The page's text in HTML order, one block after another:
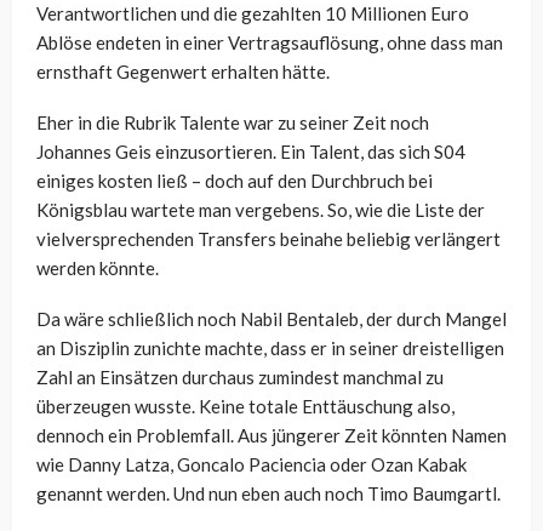
Verantwortlichen und die gezahlten 10 Millionen Euro
Ablöse endeten in einer Vertragsauflösung, ohne dass man
ernsthaft Gegenwert erhalten hätte.
Eher in die Rubrik Talente war zu seiner Zeit noch
Johannes Geis einzusortieren. Ein Talent, das sich S04
einiges kosten ließ – doch auf den Durchbruch bei
Königsblau wartete man vergebens. So, wie die Liste der
vielversprechenden Transfers beinahe beliebig verlängert
werden könnte.
Da wäre schließlich noch Nabil Bentaleb, der durch Mangel
an Disziplin zunichte machte, dass er in seiner dreistelligen
Zahl an Einsätzen durchaus zumindest manchmal zu
überzeugen wusste. Keine totale Enttäuschung also,
dennoch ein Problemfall. Aus jüngerer Zeit könnten Namen
wie Danny Latza, Goncalo Paciencia oder Ozan Kabak
genannt werden. Und nun eben auch noch Timo Baumgartl.